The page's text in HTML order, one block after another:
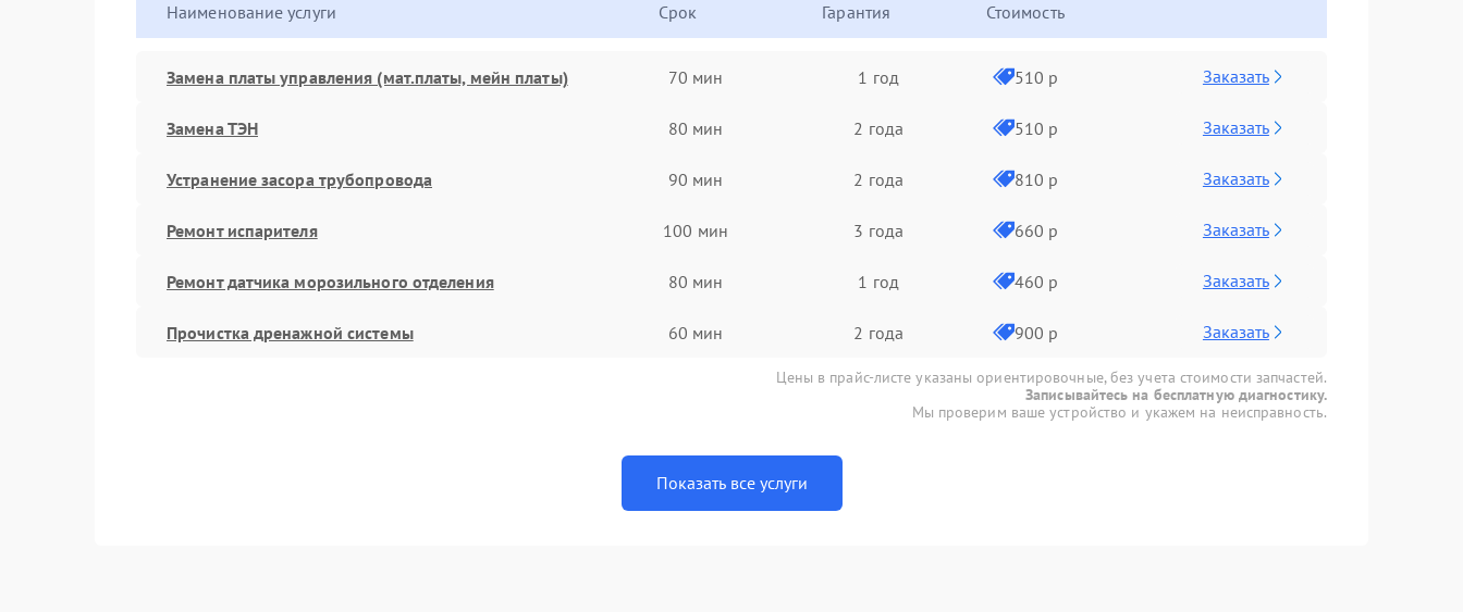
Наименование услуги Срок Гарантия Стоимость
Замена платы управления (мат.платы, мейн платы) 70 мин 1 год 510 р Заказать
Замена ТЭН 80 мин 2 года 510 р Заказать
Устранение засора трубопровода 90 мин 2 года 810 р Заказать
Ремонт испарителя 100 мин 3 года 660 р Заказать
Ремонт датчика морозильного отделения 80 мин 1 год 460 р Заказать
Прочистка дренажной системы 60 мин 2 года 900 р Заказать
Цены в прайс-листе указаны ориентировочные, без учета стоимости запчастей.
Записывайтесь на бесплатную диагностику.
Мы проверим ваше устройство и укажем на неисправность.
Показать все услуги